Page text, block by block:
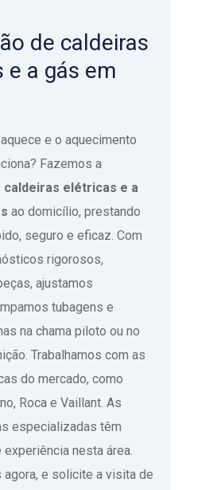
de caldeiras
e a gás em
e o aquecimento
Fazemos a
caldeiras elétricas e a
ao domicílio, prestando
seguro e eficaz. Com
rigorosos,
ajustamos
tubagens e
na chama piloto ou no
Trabalhamos com as
do mercado, como
Roca e Vaillant. As
especializadas têm
nesta área.
agora, e solicite a visita de